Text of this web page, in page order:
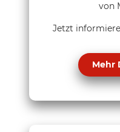
von
Jetzt
Mehr